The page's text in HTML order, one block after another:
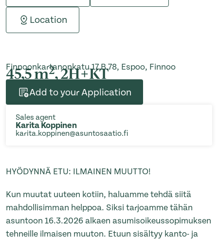
Location
Finnoonkartanonkatu 17 B 78, Espoo, Finnoo
45,5 m2, 2H+KT
Add to your Application
Sales agent
Karita Koppinen
karita.koppinen@asuntosaatio.fi
HYÖDYNNÄ ETU: ILMAINEN MUUTTO!
Kun muutat uuteen kotiin, haluamme tehdä siitä
mahdollisimman helppoa. Siksi tarjoamme tähän
asuntoon 16.3.2026 alkaen asumisoikeussopimuksen
tehneille ilmaisen muuton. Etuun sisältyy kanto- ja